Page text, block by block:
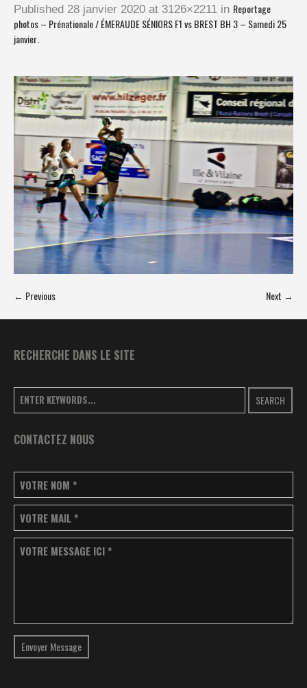
Published 28 janvier 2020 at 3126×2211 in Reportage
photos – Prénationale / ÉMERAUDE SÉNIORS F1 vs BREST BH 3 – Samedi 25
janvier.
← Previous Next →
RECHERCHE DANS LE SITE
SEARCH
CONTACTEZ NOUS
VOTRE NOM *
VOTRE MAIL *
VOTRE MESSAGE ICI *
Envoyer Message